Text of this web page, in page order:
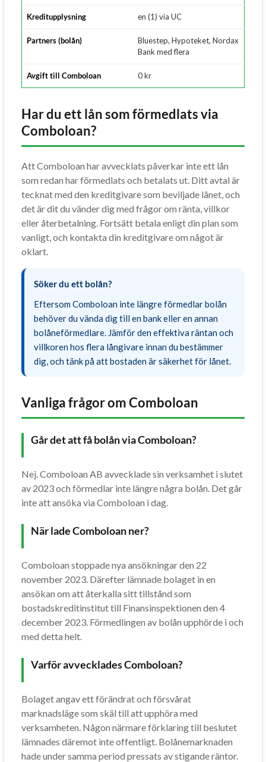
Kreditupplysning en (1) via UC
Partners (bolån)
Bluestep, Hypoteket, Nordax
Bank med flera
Avgift till Comboloan 0 kr
Har du ett lån som förmedlats via
Comboloan?
Att Comboloan har avvecklats påverkar inte ett lån
som redan har förmedlats och betalats ut. Ditt avtal är
tecknat med den kreditgivare som beviljade lånet, och
det är dit du vänder dig med frågor om ränta, villkor
eller återbetalning. Fortsätt betala enligt din plan som
vanligt, och kontakta din kreditgivare om något är
oklart.
Söker du ett bolån?
Eftersom Comboloan inte längre förmedlar bolån
behöver du vända dig till en bank eller en annan
bolåneförmedlare. Jämför den effektiva räntan och
villkoren hos flera långivare innan du bestämmer
dig, och tänk på att bostaden är säkerhet för lånet.
Vanliga frågor om Comboloan
Går det att få bolån via Comboloan?
Nej. Comboloan AB avvecklade sin verksamhet i slutet
av 2023 och förmedlar inte längre några bolån. Det går
inte att ansöka via Comboloan i dag.
När lade Comboloan ner?
Comboloan stoppade nya ansökningar den 22
november 2023. Därefter lämnade bolaget in en
ansökan om att återkalla sitt tillstånd som
bostadskreditinstitut till Finansinspektionen den 4
december 2023. Förmedlingen av bolån upphörde i och
med detta helt.
Varför avvecklades Comboloan?
Bolaget angav ett förändrat och försvårat
marknadsläge som skäl till att upphöra med
verksamheten. Någon närmare förklaring till beslutet
lämnades däremot inte offentligt. Bolånemarknaden
hade under samma period pressats av stigande räntor.